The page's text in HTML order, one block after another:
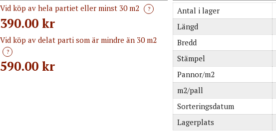
Vid köp av hela partiet eller minst 30 m2 ?
390.00 kr
Vid köp av delat parti som är mindre än 30 m2
?
590.00 kr
Antal i lager
Längd
Bredd
Stämpel
Pannor/m2
m2/pall
Sorteringsdatum
Lagerplats